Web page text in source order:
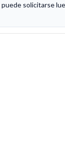
solicitarse